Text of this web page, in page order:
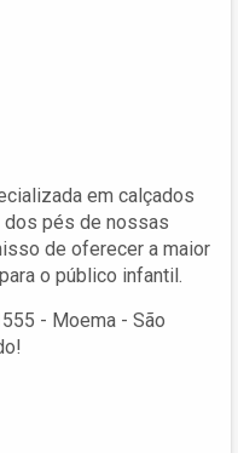
em calçados
pés de nossas
de oferecer a maior
o público infantil.
- Moema - São